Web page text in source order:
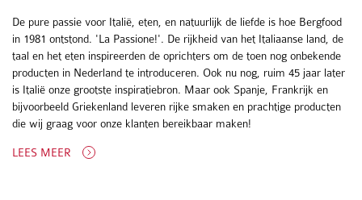
De pure passie voor Italië, eten, en natuurlijk de liefde is hoe Bergfood
in 1981 ontstond. 'La Passione!'. De rijkheid van het Italiaanse land, de
taal en het eten inspireerden de oprichters om de toen nog onbekende
producten in Nederland te introduceren. Ook nu nog, ruim 45 jaar later
is Italië onze grootste inspiratiebron. Maar ook Spanje, Frankrijk en
bijvoorbeeld Griekenland leveren rijke smaken en prachtige producten
die wij graag voor onze klanten bereikbaar maken!
LEES MEER